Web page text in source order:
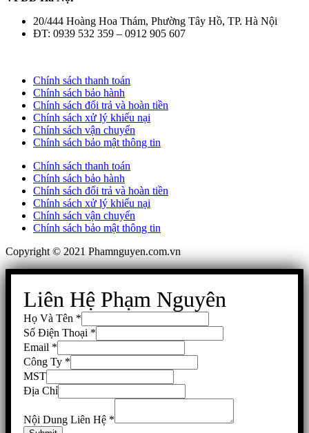
20/444 Hoàng Hoa Thám, Phường Tây Hồ, TP. Hà Nội
ĐT: 0939 532 359 – 0912 905 607
Chính sách thanh toán
Chính sách bảo hành
Chính sách đổi trả và hoàn tiền
Chính sách xử lý khiếu nại
Chính sách vận chuyển
Chính sách bảo mật thông tin
Chính sách thanh toán
Chính sách bảo hành
Chính sách đổi trả và hoàn tiền
Chính sách xử lý khiếu nại
Chính sách vận chuyển
Chính sách bảo mật thông tin
Copyright © 2021 Phamnguyen.com.vn
Liên Hệ Phạm Nguyên
Họ Và Tên *
Số Điện Thoại *
Email *
Công Ty *
MST
Địa Chỉ
Nội Dung Liên Hệ *